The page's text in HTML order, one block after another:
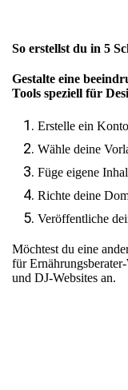
So erstellst du in 5
Gestalte eine
Tools speziell für
Erstelle ein
Wähle deine
Füge eigene
Richte deine
Veröffentliche
Möchtest du eine
für
und DJ-Websites an.